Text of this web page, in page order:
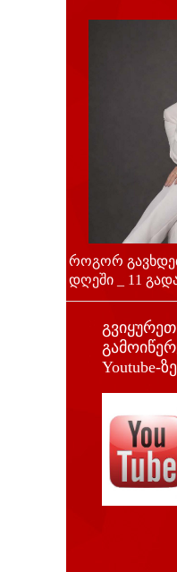
როგორ
დღეში _ 11
Youtube-ზე